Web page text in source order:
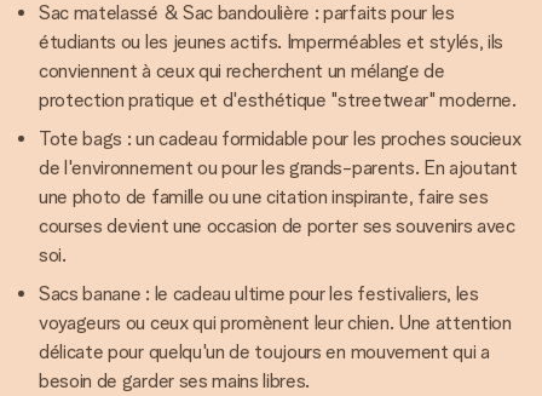
Sac matelassé & Sac bandoulière : parfaits pour les
étudiants ou les jeunes actifs. Imperméables et stylés, ils
conviennent à ceux qui recherchent un mélange de
protection pratique et d'esthétique "streetwear" moderne.
Tote bags : un cadeau formidable pour les proches soucieux
de l'environnement ou pour les grands-parents. En ajoutant
une photo de famille ou une citation inspirante, faire ses
courses devient une occasion de porter ses souvenirs avec
soi.
Sacs banane : le cadeau ultime pour les festivaliers, les
voyageurs ou ceux qui promènent leur chien. Une attention
délicate pour quelqu'un de toujours en mouvement qui a
besoin de garder ses mains libres.